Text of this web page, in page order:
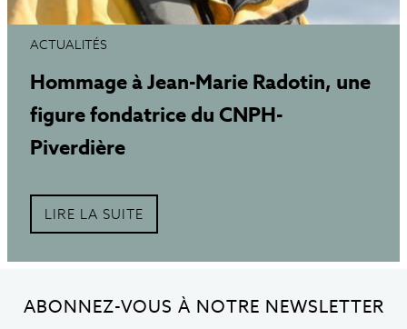
ACTUALITÉS
Hommage à Jean-Marie Radotin, une
figure fondatrice du CNPH-
Piverdière
LIRE LA SUITE
ABONNEZ-VOUS À NOTRE NEWSLETTER